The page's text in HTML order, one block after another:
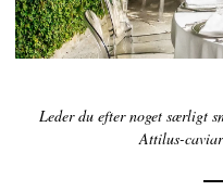
Leder du efter noget særligt
Attilus-